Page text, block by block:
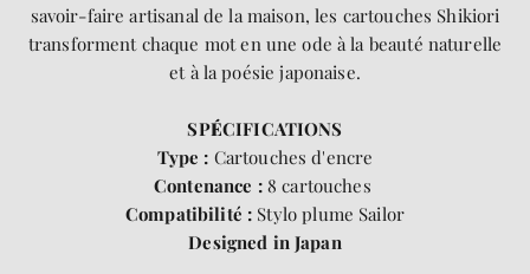
savoir-faire artisanal de la maison, les cartouches Shikiori
transforment chaque mot en une ode à la beauté naturelle
et à la poésie japonaise.
SPÉCIFICATIONS
Type : Cartouches d'encre
Contenance :8 cartouches
Compatibilité : Stylo plume Sailor
Designed in Japan